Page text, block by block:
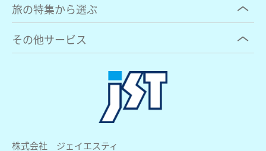
株式会社 ジェイエスティ
旅の特集から選ぶ
その他サービス